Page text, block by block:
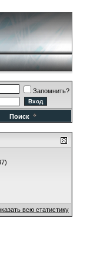
Запомнить?
Поиск
всю статистику